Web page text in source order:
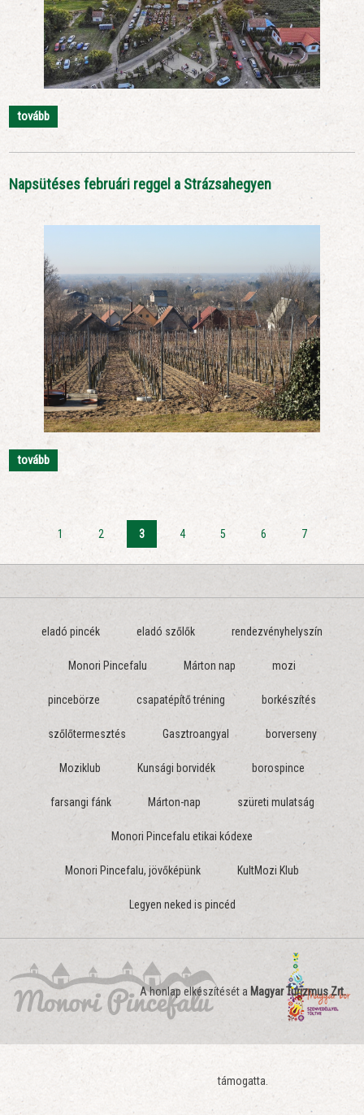
tovább
Napsütéses februári reggel a Strázsahegyen
tovább
1 2 3 4 5 6 7
eladó pincék eladó szőlők rendezvényhelyszín
Monori Pincefalu Márton nap mozi
pincebörze csapatépítő tréning borkészítés
szőlőtermesztés Gasztroangyal borverseny
Moziklub Kunsági borvidék borospince
farsangi fánk Márton-nap szüreti mulatság
Monori Pincefalu etikai kódexe
Monori Pincefalu, jövőképünk KultMozi Klub
Legyen neked is pincéd
A honlap elkészítését a Magyar Turizmus Zrt.
támogatta.